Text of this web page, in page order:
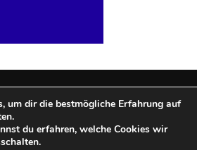
| Theme: BlockWP by
Candid Themes
um dir die bestmögliche Erfahrung auf
du erfahren, welche Cookies wir